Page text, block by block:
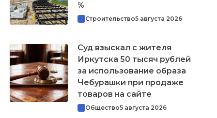
%
Строительство5 августа 2026
Суд взыскал с жителя
Иркутска 50 тысяч рублей
за использование образа
Чебурашки при продаже
товаров на сайте
Общество5 августа 2026